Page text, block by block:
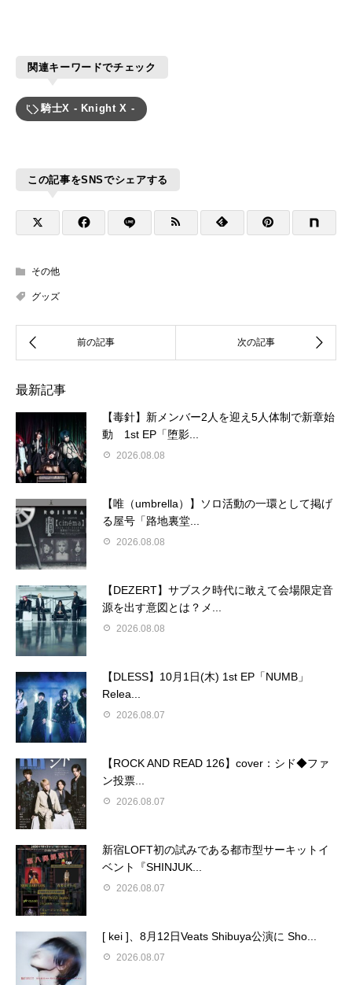
関連キーワードでチェック
騎士X - Knight X -
この記事をSNSでシェアする
その他
グッズ
最新記事
【毒針】新メンバー2人を迎え5人体制で新章始
動 1st EP「堕影...
2026.08.08
【唯（umbrella）】ソロ活動の一環として掲げ
る屋号「路地裏堂...
2026.08.08
【DEZERT】サブスク時代に敢えて会場限定音
源を出す意図とは？メ...
2026.08.08
【DLESS】10月1日(木) 1st EP「NUMB」
Relea...
2026.08.07
【ROCK AND READ 126】cover：シド◆ファ
ン投票...
2026.08.07
新宿LOFT初の試みである都市型サーキットイ
ベント『SHINJUK...
2026.08.07
[ kei ]、8月12日Veats Shibuya公演に Sho...
2026.08.07